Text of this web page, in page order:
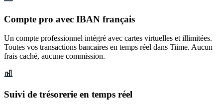
Compte pro avec IBAN français
Un compte professionnel intégré avec cartes virtuelles et illimitées.
Toutes vos transactions bancaires en temps réel dans Tiime. Aucun
frais caché, aucune commission.
Suivi de trésorerie en temps réel